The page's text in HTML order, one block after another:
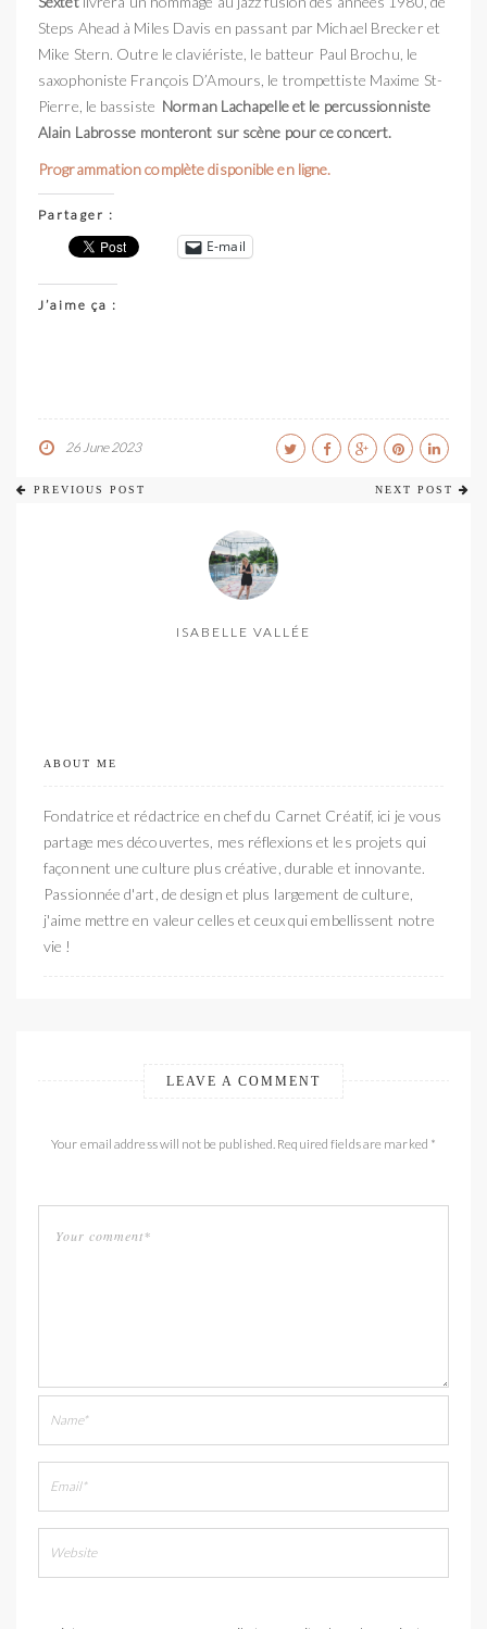
Steps Ahead à Miles Davis en passant par Michael Brecker et
Mike Stern. Outre le claviériste, le batteur Paul Brochu, le
saxophoniste François D’Amours, le trompettiste Maxime St-
Pierre, le bassiste Norman Lachapelle et le percussionniste
Alain Labrosse monteront sur scène pour ce concert.
Programmation complète disponible en ligne.
Partager :
E-mail
J’aime ça :
26 June 2023
PREVIOUS POST NEXT POST
ISABELLE VALLÉE
ABOUT ME
Fondatrice et rédactrice en chef du Carnet Créatif, ici je vous
partage mes découvertes, mes réflexions et les projets qui
façonnent une culture plus créative, durable et innovante.
Passionnée d'art, de design et plus largement de culture,
j'aime mettre en valeur celles et ceux qui embellissent notre
vie !
LEAVE A COMMENT
Your email address will not be published. Required fields are marked *